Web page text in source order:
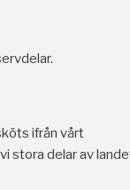
ifrån vårt
stora delar av